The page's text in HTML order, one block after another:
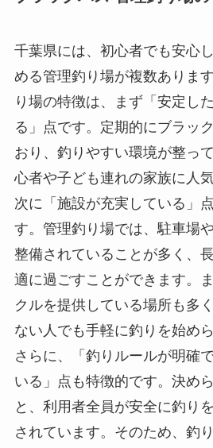
千葉県には、初心者でも安心
める管理釣り場が複数ありま
り場の特徴は、まず「安定し
る」点です。定期的にブラッ
おり、釣りやすい環境が整っ
心者や子ども連れの家族に人気
次に「施設が充実している」
す。管理釣り場では、駐車場
整備されていることが多く、
適に過ごすことができます。
クルを提供している場所も多
ない人でも手軽に釣りを始めら
さらに、「釣りルールが明確
いる」点も特徴的です。決め
と、利用者全員が安全に釣り
されています。そのため、釣